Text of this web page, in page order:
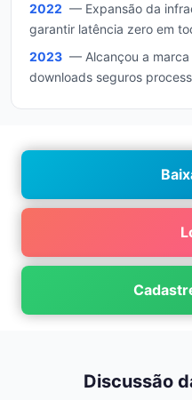
2022 — Expansão da
garantir latência zero em
2023 — Alcançou a marca
downloads seguros
Discussão